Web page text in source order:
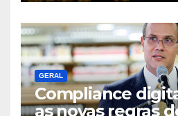
GERAL
Compliance
as novas regras